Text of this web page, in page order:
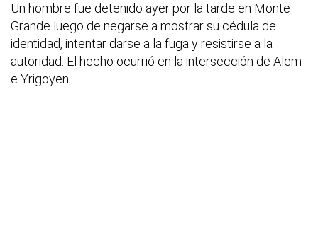
Un hombre fue detenido ayer por la tarde en Monte
Grande luego de negarse a mostrar su cédula de
identidad, intentar darse a la fuga y resistirse a la
autoridad. El hecho ocurrió en la intersección de Alem
e Yrigoyen.